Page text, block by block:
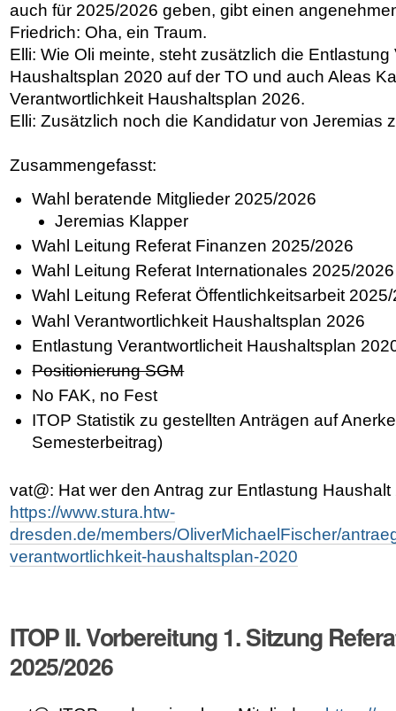
auch für 2025/2026 geben, gibt einen
Friedrich: Oha, ein Traum.
Elli: Wie Oli meinte, steht zusätzlich die Entlastung
Haushaltsplan 2020 auf der TO und auch Aleas
Verantwortlichkeit Haushaltsplan 2026.
Elli: Zusätzlich noch die Kandidatur von Jeremias
Zusammengefasst:
Wahl beratende Mitglieder 2025/2026
Jeremias Klapper
Wahl Leitung Referat Finanzen 2025/2026
Wahl Leitung Referat Internationales 2025/2026
Wahl Leitung Referat Öffentlichkeitsarbeit
Wahl Verantwortlichkeit Haushaltsplan 2026
Entlastung Verantwortlicheit Haushaltsplan
Positionierung SGM
No FAK, no Fest
ITOP Statistik zu gestellten Anträgen auf
Semesterbeitrag)
vat@: Hat wer den Antrag zur Entlastung
https://www.stura.htw-
dresden.de/members/OliverMichaelFischer/
verantwortlichkeit-haushaltsplan-2020
ITOP II. Vorbereitung 1. Sitzung
2025/2026